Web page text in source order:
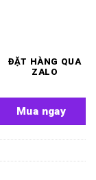
ĐẶT HÀNG QUA
ZALO
Mua ngay